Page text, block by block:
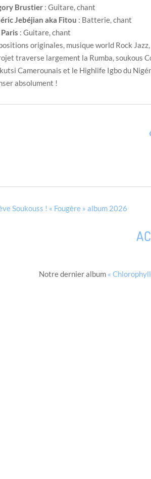
Brustier: Guitare, chant
Jebéjian aka Fitou : Batterie, chant
: Guitare, chant
originales, musique world Rock Jazz,
traverse largement la Rumba, soukous
Camerounais et le Highlife Igbo du
absolument !
Soukouss ! « Fougère » album 2026
Notre dernier album «